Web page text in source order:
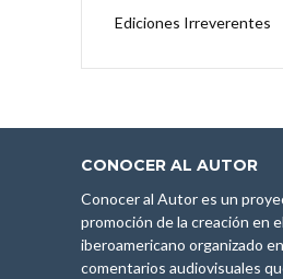
Ediciones Irreverentes
CONOCER AL AUTOR
Conocer al Autor es un
promoción de la creación en
iberoamericano organizado
comentarios audiovisuales